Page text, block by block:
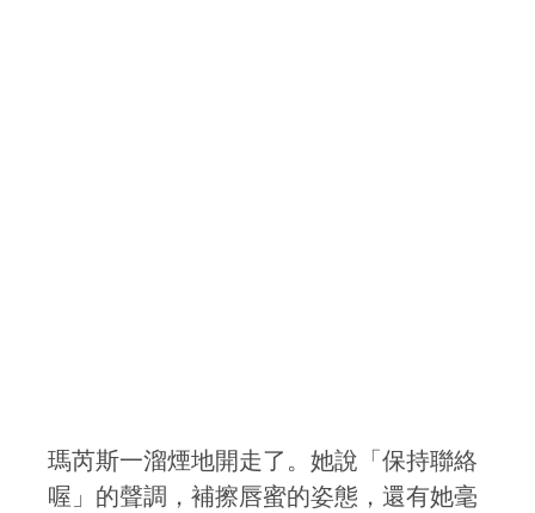
瑪芮斯一溜煙地開走了。她說「保持聯絡
喔」的聲調，補擦唇蜜的姿態，還有她毫